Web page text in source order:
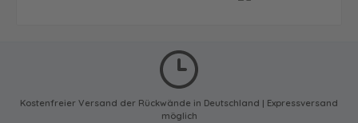
Kostenfreier Versand der Rückwände in Deutschland | Expressversand
möglich